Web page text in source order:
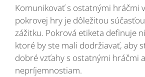
Komunikovať s ostatnými hráčmi
pokrovej hry je dôležitou
zážitku. Pokrová etiketa definuje
ktoré by ste mali dodržiavať, aby
dobré vzťahy s ostatnými hráčmi
nepríjemnostiam.